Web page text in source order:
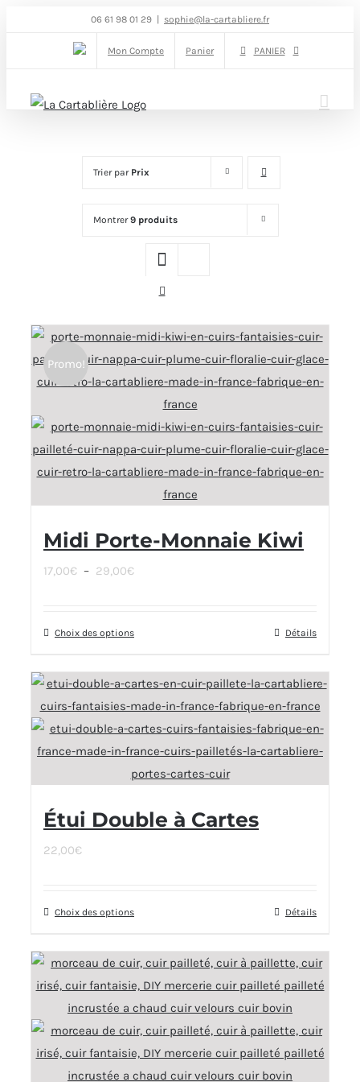
06 61 98 01 29 sophie@la-cartabliere.fr
Mon Compte Panier PANIER
Trier par Prix
Montrer9 produits
Promo!
Midi Porte-Monnaie Kiwi
17,00€ – 29,00€Plage
17,00€
29,00€
Choix des optionsCe
a
plusieurs
variations.
Les
options
être
produit
Détails
Étui Double à Cartes
22,00€
Choix des optionsCe
a
plusieurs
variations.
Les
options
peuvent
Détails